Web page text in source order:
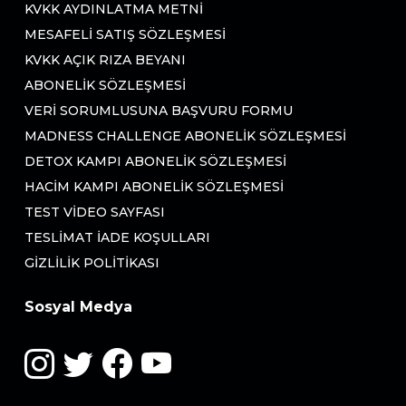
KVKK AYDINLATMA METNI
MESAFELI SATIŞ SÖZLEŞMESI
KVKK AÇIK RIZA BEYANI
ABONELIK SÖZLEŞMESI
VERI SORUMLUSUNA BAŞVURU FORMU
MADNESS CHALLENGE ABONELIK SÖZLEŞMESI
DETOX KAMPI ABONELIK SÖZLEŞMESI
HACIM KAMPI ABONELIK SÖZLEŞMESI
TEST VIDEO SAYFASI
TESLIMAT İADE KOŞULLARI
GIZLILIK POLITIKASI
Sosyal Medya